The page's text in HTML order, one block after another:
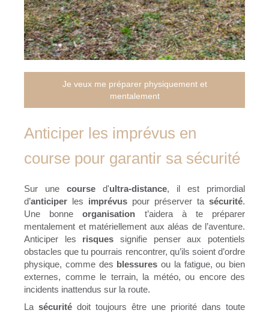
Je veux me préparer physiquement et
mentalement
Anticiper les imprévus en
course pour garantir sa sécurité
Sur une course d'ultra-distance, il est primordial
d’anticiper les imprévus pour préserver ta sécurité.
Une bonneorganisation t’aidera à te préparer
mentalement et matériellement aux aléas de l’aventure.
Anticiper les risques signifie penser aux potentiels
obstacles que tu pourrais rencontrer, qu’ils soient d’ordre
physique, comme des blessures ou la fatigue, ou bien
externes, comme le terrain, la météo, ou encore des
incidents inattendus sur la route.
La sécurité doit toujours être une priorité dans toute